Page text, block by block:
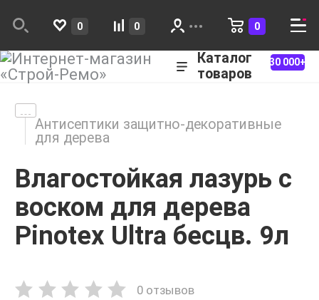
0 0 0
Каталог
товаров
30 000+
Антисептики защитно-декоративные
для дерева
Влагостойкая лазурь с
воском для дерева
Pinotex Ultra бесцв. 9л
0 отзывов